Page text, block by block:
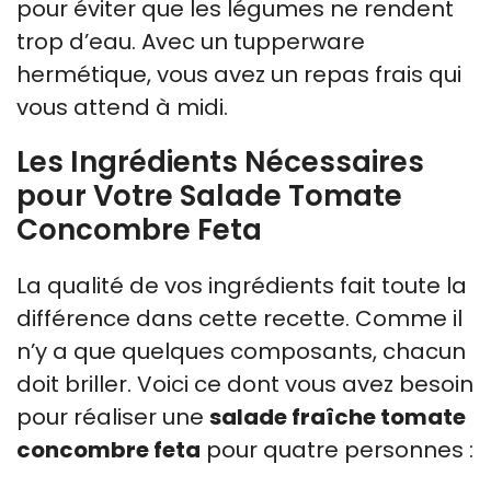
pour éviter que les légumes ne rendent
trop d’eau. Avec un tupperware
hermétique, vous avez un repas frais qui
vous attend à midi.
Les Ingrédients Nécessaires
pour Votre Salade Tomate
Concombre Feta
La qualité de vos ingrédients fait toute la
différence dans cette recette. Comme il
n’y a que quelques composants, chacun
doit briller. Voici ce dont vous avez besoin
pour réaliser une salade fraîche tomate
concombre feta pour quatre personnes :